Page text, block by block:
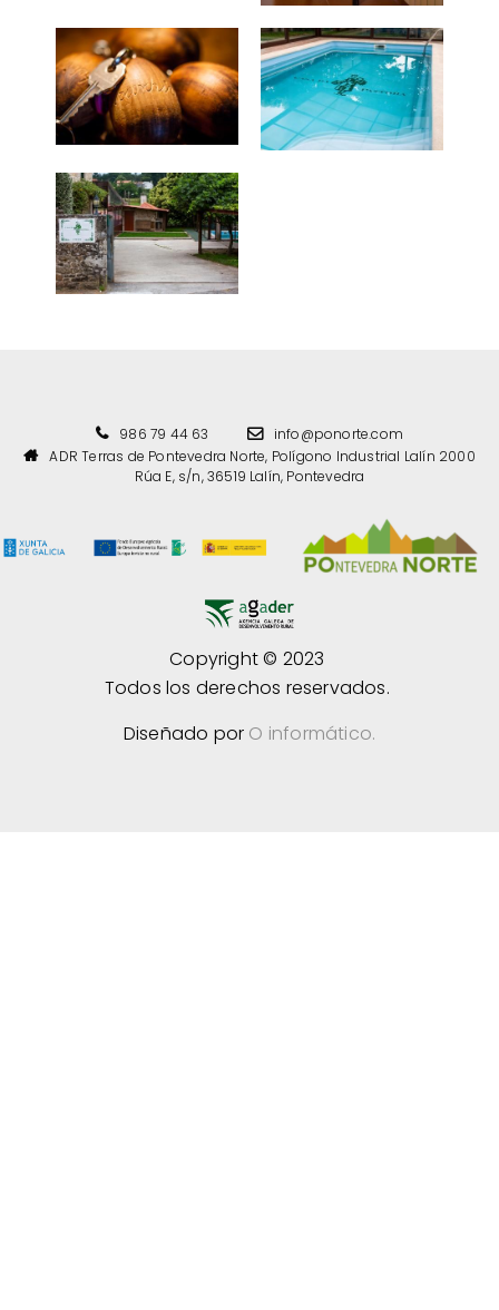
986 79 44 63
info@ponorte.com
ADR Terras de Pontevedra Norte, Polígono Industrial Lalín 2000
Rúa E, s/n, 36519 Lalín, Pontevedra
Copyright © 2023
Todos los derechos reservados.
Diseñado por O informático.